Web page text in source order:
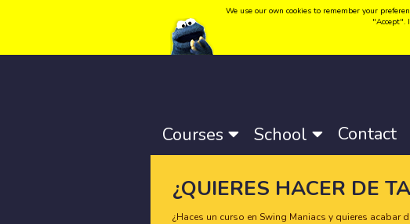
Language: Català- Castellano-English
Courses School Contact
¿QUIERES HACER DE
¿Haces un curso en Swing Maniacs y quieres
We use our own cookies to remember your
"Accept".